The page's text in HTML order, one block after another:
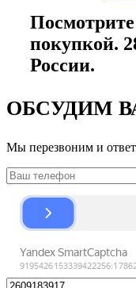
покупкой.
России.
ОБСУДИМ
Мы перезвоним и